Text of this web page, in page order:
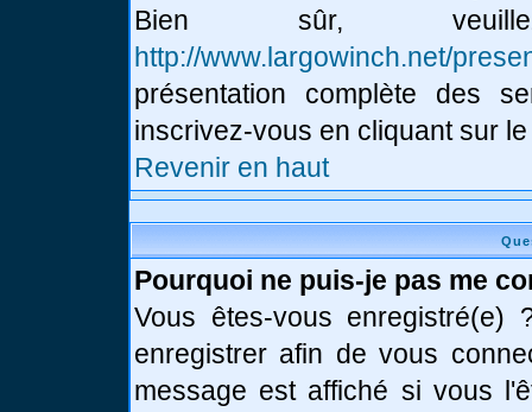
Bien sûr,
http://www.largowinch.net/
présentation complète des
inscrivez-vous en cliquant sur
Revenir en haut
Pourquoi ne puis-je pas me
Vous êtes-vous enregistré(e)
enregistrer afin de vous
message est affiché si vous